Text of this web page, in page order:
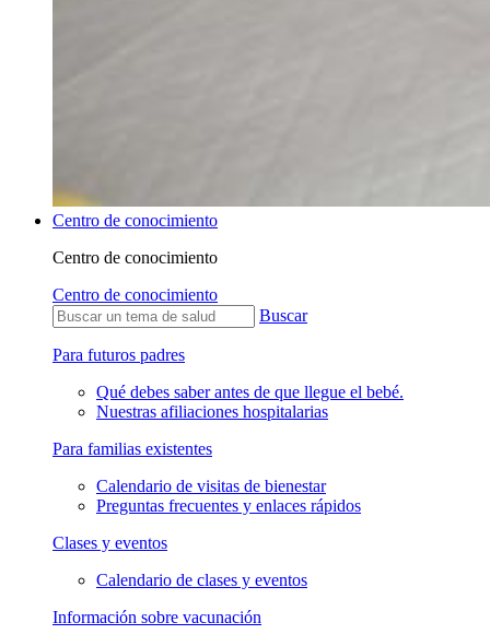
Centro de conocimiento
Centro de conocimiento
Centro de conocimiento
Buscar
Para futuros padres
Qué debes saber antes de que llegue el bebé.
Nuestras afiliaciones hospitalarias
Para familias existentes
Calendario de visitas de bienestar
Preguntas frecuentes y enlaces rápidos
Clases y eventos
Calendario de clases y eventos
Información sobre vacunación